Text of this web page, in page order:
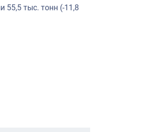
55,5 тыс. тонн (-11,8